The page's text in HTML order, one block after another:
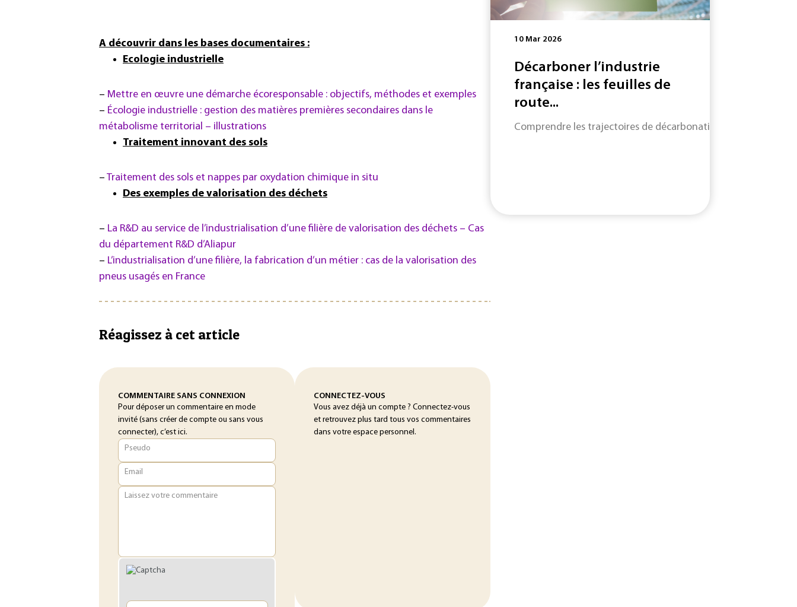
A découvrir dans les bases documentaires :
Ecologie industrielle
– Mettre en œuvre une démarche écoresponsable : objectifs, méthodes et exemples
– Écologie industrielle : gestion des matières premières secondaires dans le
métabolisme territorial – illustrations
Traitement innovant des sols
– Traitement des sols et nappes par oxydation chimique in situ
Des exemples de valorisation des déchets
– La R&D au service de l’industrialisation d’une filière de valorisation des déchets – Cas
du département R&D d’Aliapur
– L’industrialisation d’une filière, la fabrication d’un métier : cas de la valorisation des
pneus usagés en France
Réagissez à cet article
COMMENTAIRE SANS CONNEXION
Pour déposer un commentaire en mode
invité (sans créer de compte ou sans vous
connecter), c’est ici.
Pseudo
Email
Laissez votre commentaire
CONNECTEZ-VOUS
Vous avez déjà un compte ? Connectez-vous
et retrouvez plus tard tous vos commentaires
dans votre espace personnel.
10 Mar 2026
Décarboner l’industrie
française : les feuilles de
route...
Comprendre les trajectoires de décarbonation de neuf filières